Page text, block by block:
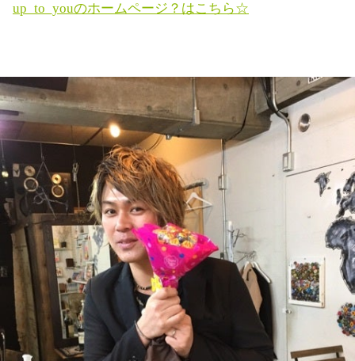
up_to_youのホームページ？はこちら☆